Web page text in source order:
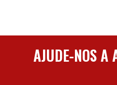
AJUDE-NOS A